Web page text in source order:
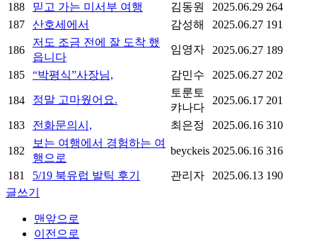
188
믿고 가는 미서부 여행 김동원 2025.06.29 264
187
산호세에서 감성해 2025.06.27 191
186
저도 조금 전에 잘 도착 했
읍니다
임영자 2025.06.27 189
185 “박평식”사장님, 감민수 2025.06.27 202
184 정말 고마웠어요.
토룬토
캬나다
2025.06.17 201
183 전화문의시, 최은정 2025.06.16 310
182
보는 여행에서 경험하는 여
행으로
beyckeis 2025.06.16 316
181 5/19 북유럽 발틱 후기 관리자 2025.06.13 190
글쓰기
맨앞으로
이전으로